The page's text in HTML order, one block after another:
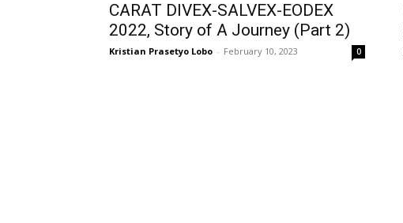
CARAT DIVEX-SALVEX-EODEX
2022, Story of A Journey (Part 2)
Kristian Prasetyo Lobo - February 10, 2023 0